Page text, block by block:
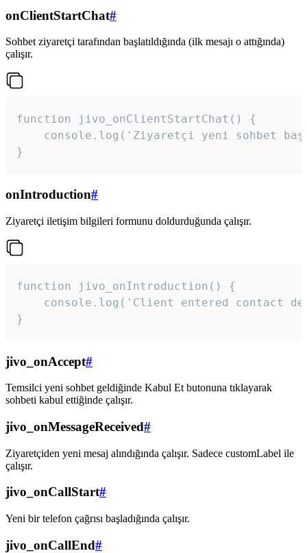
onClientStartChat#
Sohbet ziyaretçi tarafından başlatıldığında (ilk mesajı o attığında)
çalışır.
function jivo_onClientStartChat() {
console.log('Ziyaretçi yeni sohbet
}
onIntroduction#
Ziyaretçi iletişim bilgileri formunu doldurduğunda çalışır.
function jivo_onIntroduction() {
console.log('Client entered contact
}
jivo_onAccept#
Temsilci yeni sohbet geldiğinde Kabul Et butonuna tıklayarak
sohbeti kabul ettiğinde çalışır.
jivo_onMessageReceived#
Ziyaretçiden yeni mesaj alındığında çalışır. Sadece customLabel ile
çalışır.
jivo_onCallStart#
Yeni bir telefon çağrısı başladığında çalışır.
jivo_onCallEnd#